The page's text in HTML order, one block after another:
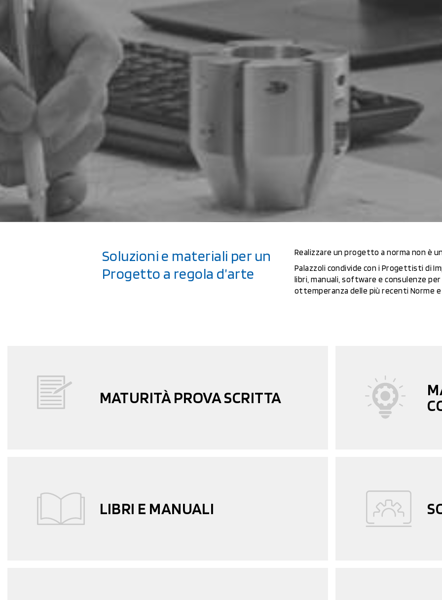
Soluzioni e materiali per un
Progetto a regola d’arte
Realizzare un progetto a norma non è
Palazzoli condivide con i Progettisti di
libri, manuali, software e consulenze
ottemperanza delle più recenti Norme e
MATURITÀ PROVA SCRITTA
LIBRI E MANUALI